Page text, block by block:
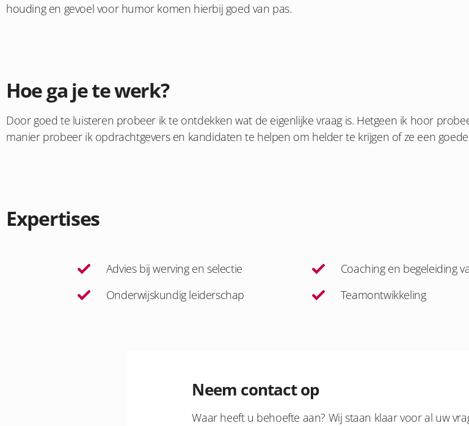
houding en gevoel voor humor komen hierbij goed van pas.
Hoe ga je te werk?
Door goed te luisteren probeer ik te ontdekken wat de eigenlijke vraag is. Hetgeen ik hoor
manier probeer ik opdrachtgevers en kandidaten te helpen om helder te krijgen of ze een
Expertises
Advies bij werving en selectie
Onderwijskundig leiderschap
Coaching en begeleiding
Teamontwikkeling
Neem contact op
Waar heeft u behoefte aan? Wij staan klaar voor al uw